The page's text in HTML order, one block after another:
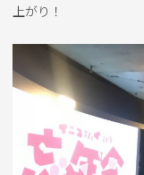
上がり！